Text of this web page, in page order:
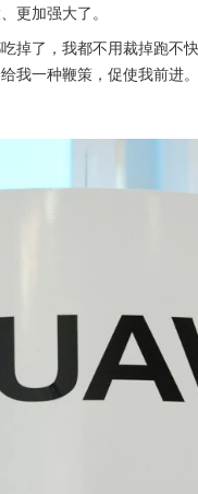
更加强大了。
掉了，我都不用裁掉跑不
我一种鞭策，促使我前进